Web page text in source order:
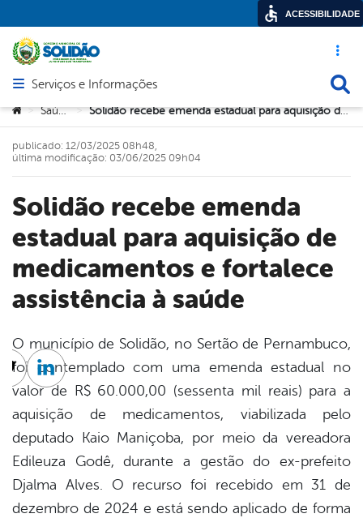
Acesso
Abrir menu principal de navegação
Serviços e Informações
Você está aqui:
> Saúde > Solidão recebe emenda estadual para aquisição de medicamentos e fortalece assistência à saúde
Solidão recebe emenda
estadual para aquisição de
medicamentos e fortalece
assistência à saúde
publicado: 12/03/2025 08h48,
última modificação: 03/06/2025 09h04
O município de Solidão, no Sertão de Pernambuco,
foi contemplado com uma emenda estadual no
valor de R$ 60.000,00 (sessenta mil reais) para a
aquisição de medicamentos, viabilizada pelo
deputado Kaio Maniçoba, por meio da vereadora
Edileuza Godê, durante a gestão do ex-prefeito
Djalma Alves. O recurso foi recebido em 31 de
dezembro de 2024 e está sendo aplicado de forma
Twitter
Linkedin
ACESSIBILIDADE